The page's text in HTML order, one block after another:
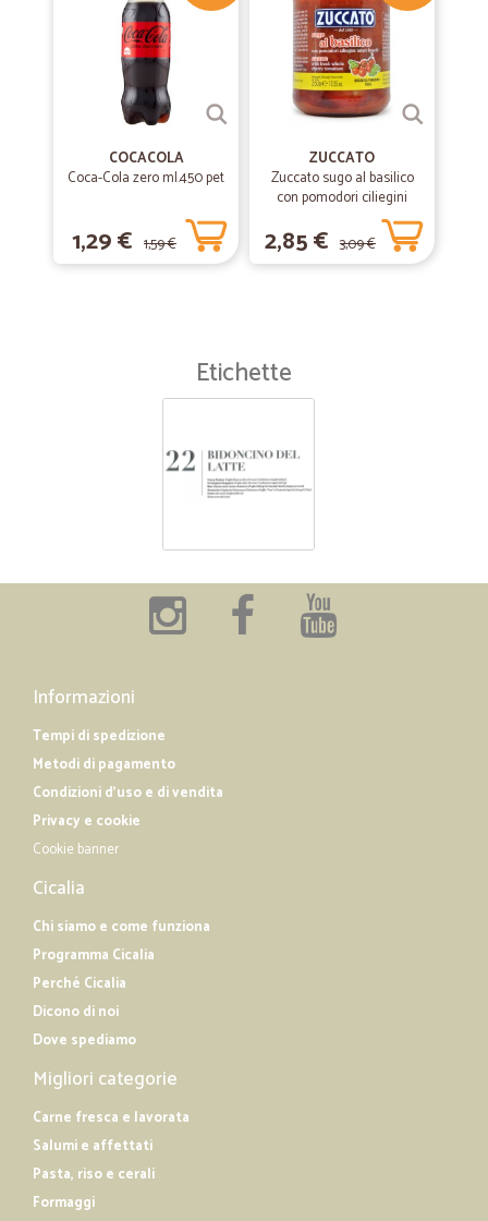
COCACOLA
Coca-Cola zero ml.450 pet
1,29 € 1,59 €
ZUCCATO
Zuccato sugo al basilico
con pomodori ciliegini
interi freschi gr.370
2,85 € 3,09 €
Etichette
Informazioni
Tempi di spedizione
Metodi di pagamento
Condizioni d'uso e di vendita
Privacy e cookie
Cookie banner
Cicalia
Chi siamo e come funziona
Programma Cicalia
Perché Cicalia
Dicono di noi
Dove spediamo
Migliori categorie
Carne fresca e lavorata
Salumi e affettati
Pasta, riso e cerali
Formaggi